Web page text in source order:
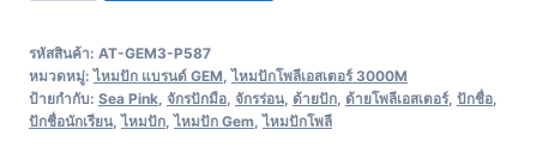
รหัสสินค้า: AT-GEM3-P587
หมวดหมู่:ไหมปัก แบรนด์ GEM,ไหมปักโพลีเอสเตอร์ 3000M
ป้ายกำกับ: Sea Pink, จักรปักมือ, จักรร่อน, ด้ายปัก, ด้ายโพลีเอสเตอร์, ปักชื่อ,
ปักชื่อนักเรียน,ไหมปัก,ไหมปัก Gem,ไหมปักโพลี